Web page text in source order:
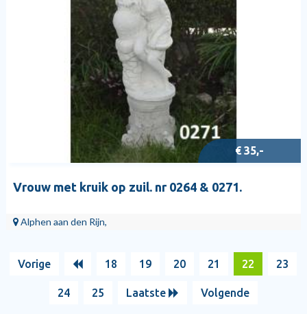
€ 35,-
Vrouw met kruik op zuil. nr 0264 & 0271.
Alphen aan den Rijn,
Vorige 18 19 20 21 22 23
24 25 Laatste Volgende